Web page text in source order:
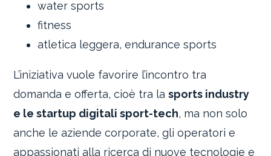
water sports
fitness
atletica leggera, endurance sports
L’iniziativa vuole favorire l’incontro tra
domanda e offerta, cioè tra lasports industry
e le startup digitali sport-tech, ma non solo
anche le aziende corporate, gli operatori e
appassionati alla ricerca di nuove tecnologie e